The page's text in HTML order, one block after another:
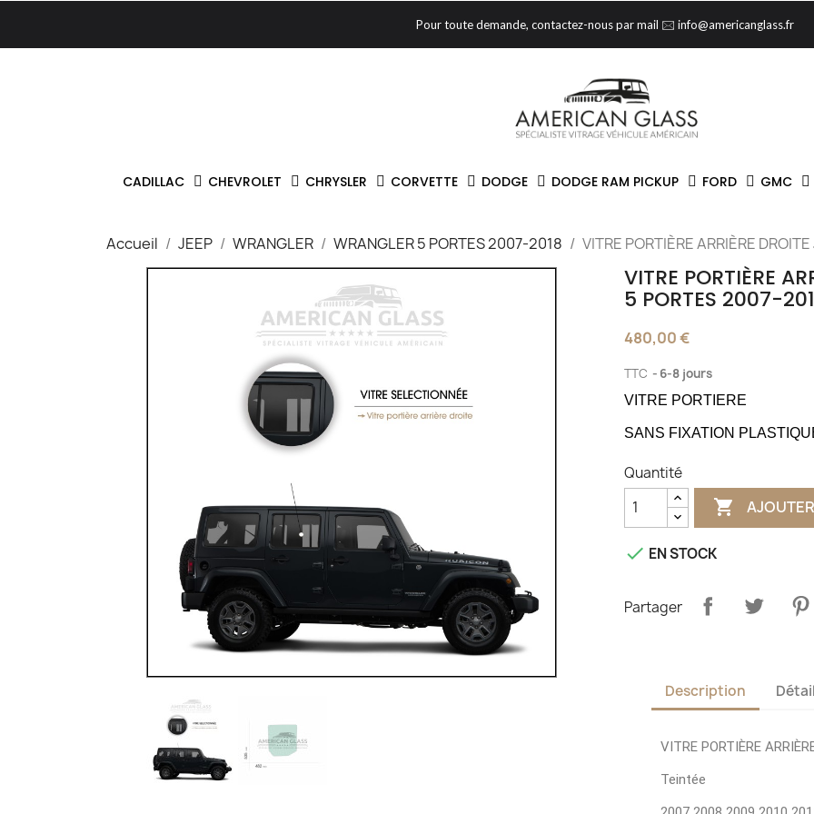
Pour toute demande, contactez-nous par mail 🖂 info@americanglass.fr
CADILLAC CHEVROLET CHRYSLER CORVETTE DODGE DODGE RAM PICKUP FORD GMC
Accueil JEEP WRANGLER WRANGLER 5 PORTES 2007-2018 VITRE PORTIÈRE ARRIÈRE
VITRE PORTIÈRE
5 PORTES 2007-
480,00 €
TTC 6-8 jours
VITRE PORTIERE
SANS FIXATION
Quantité

 EN STOCK
Partager
Description
VITRE PORTIÈRE
Teintée